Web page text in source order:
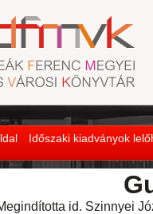
Időszaki kiadványok
id. Szinnyei